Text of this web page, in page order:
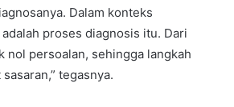
Dalam konteks
proses diagnosis itu. Dari
nol persoalan, sehingga langkah
tegasnya.